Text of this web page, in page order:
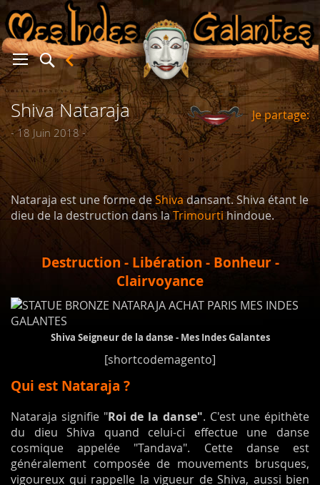
Shiva Nataraja
- 18 Juin 2018 -
Je partage:
Nataraja est une forme deShivadansant. Shiva étant le
dieu de la destruction dans laTrimourtihindoue.
Destruction - Libération - Bonheur -
Clairvoyance
Shiva Seigneur de la danse - Mes Indes Galantes
[shortcodemagento]
Qui est Nataraja ?
Nataraja signifie "Roi de la danse". C'est une épithète
du dieu Shiva quand celui-ci effectue une danse
cosmique appelée "Tandava". Cette danse est
généralement composée de mouvements brusques,
vigoureux qui rappelle la vigueur de Shiva, aussi bien